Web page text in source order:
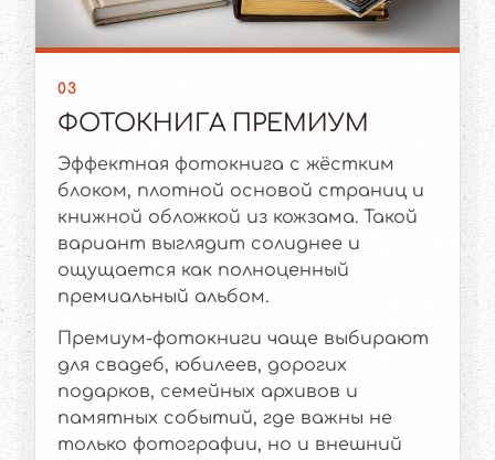
03
ФОТОКНИГА ПРЕМИУМ
Эффектная фотокнига с жёстким
блоком, плотной основой страниц и
книжной обложкой из кожзама. Такой
вариант выглядит солиднее и
ощущается как полноценный
премиальный альбом.
Премиум-фотокниги чаще выбирают
для свадеб, юбилеев, дорогих
подарков, семейных архивов и
памятных событий, где важны не
только фотографии, но и внешний